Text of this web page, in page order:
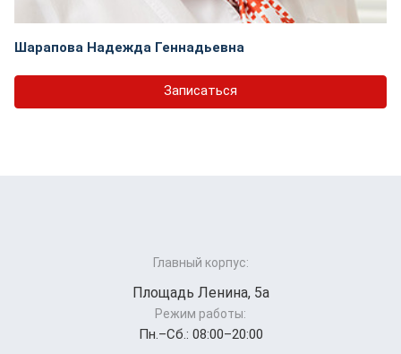
Шарапова Надежда Геннадьевна
Записаться
Главный корпус:
Площадь Ленина, 5а
Режим работы:
Пн.–Cб.: 08:00–20:00